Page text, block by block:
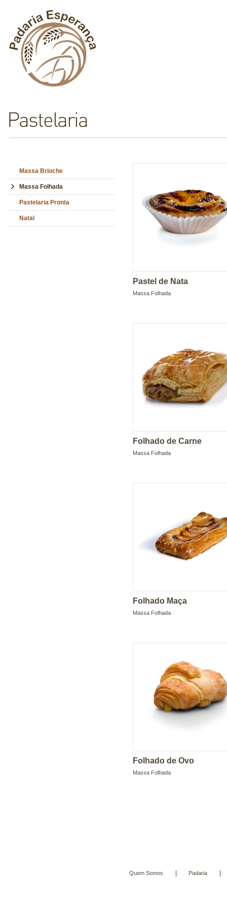
Massa Brioche
Massa Folhada
Pastelaria Pronta
Natal
Pastel de Nata
Massa Folhada
Folhado de Carne
Massa Folhada
Folhado Maça
Massa Folhada
Folhado de Ovo
Massa Folhada
Quem Somos Padaria